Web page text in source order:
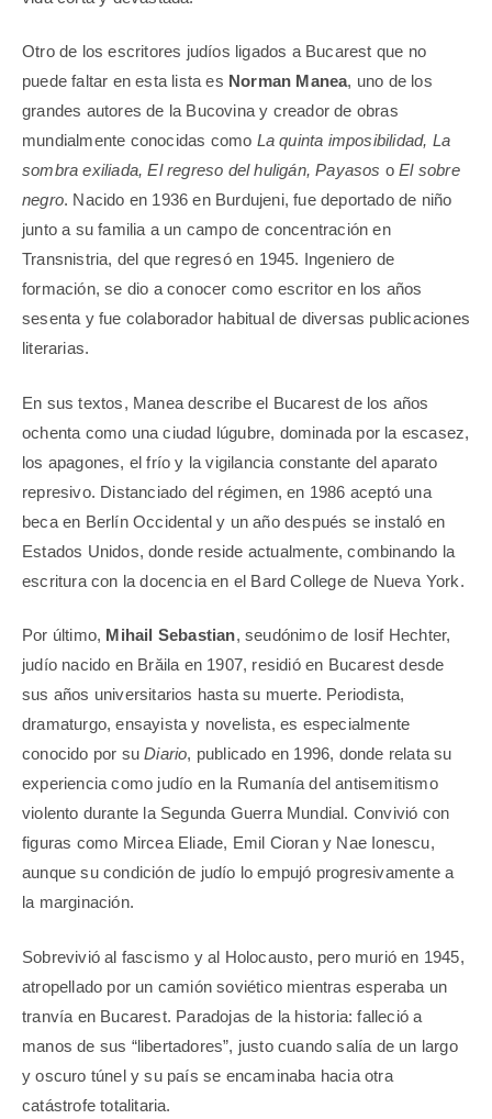
Otro de los escritores judíos ligados a Bucarest que no
puede faltar en esta lista es Norman Manea, uno de los
grandes autores de la Bucovina y creador de obras
mundialmente conocidas como La quinta imposibilidad, La
sombra exiliada, El regreso del huligán, Payasos oEl sobre
negro. Nacido en 1936 en Burdujeni, fue deportado de niño
junto a su familia a un campo de concentración en
Transnistria, del que regresó en 1945. Ingeniero de
formación, se dio a conocer como escritor en los años
sesenta y fue colaborador habitual de diversas publicaciones
literarias.
En sus textos, Manea describe el Bucarest de los años
ochenta como una ciudad lúgubre, dominada por la escasez,
los apagones, el frío y la vigilancia constante del aparato
represivo. Distanciado del régimen, en 1986 aceptó una
beca en Berlín Occidental y un año después se instaló en
Estados Unidos, donde reside actualmente, combinando la
escritura con la docencia en el Bard College de Nueva York.
Por último, Mihail Sebastian, seudónimo de Iosif Hechter,
judío nacido en Brăila en 1907, residió en Bucarest desde
sus años universitarios hasta su muerte. Periodista,
dramaturgo, ensayista y novelista, es especialmente
conocido por suDiario, publicado en 1996, donde relata su
experiencia como judío en la Rumanía del antisemitismo
violento durante la Segunda Guerra Mundial. Convivió con
figuras como Mircea Eliade, Emil Cioran y Nae Ionescu,
aunque su condición de judío lo empujó progresivamente a
la marginación.
Sobrevivió al fascismo y al Holocausto, pero murió en 1945,
atropellado por un camión soviético mientras esperaba un
tranvía en Bucarest. Paradojas de la historia: falleció a
manos de sus “libertadores”, justo cuando salía de un largo
y oscuro túnel y su país se encaminaba hacia otra
catástrofe totalitaria.